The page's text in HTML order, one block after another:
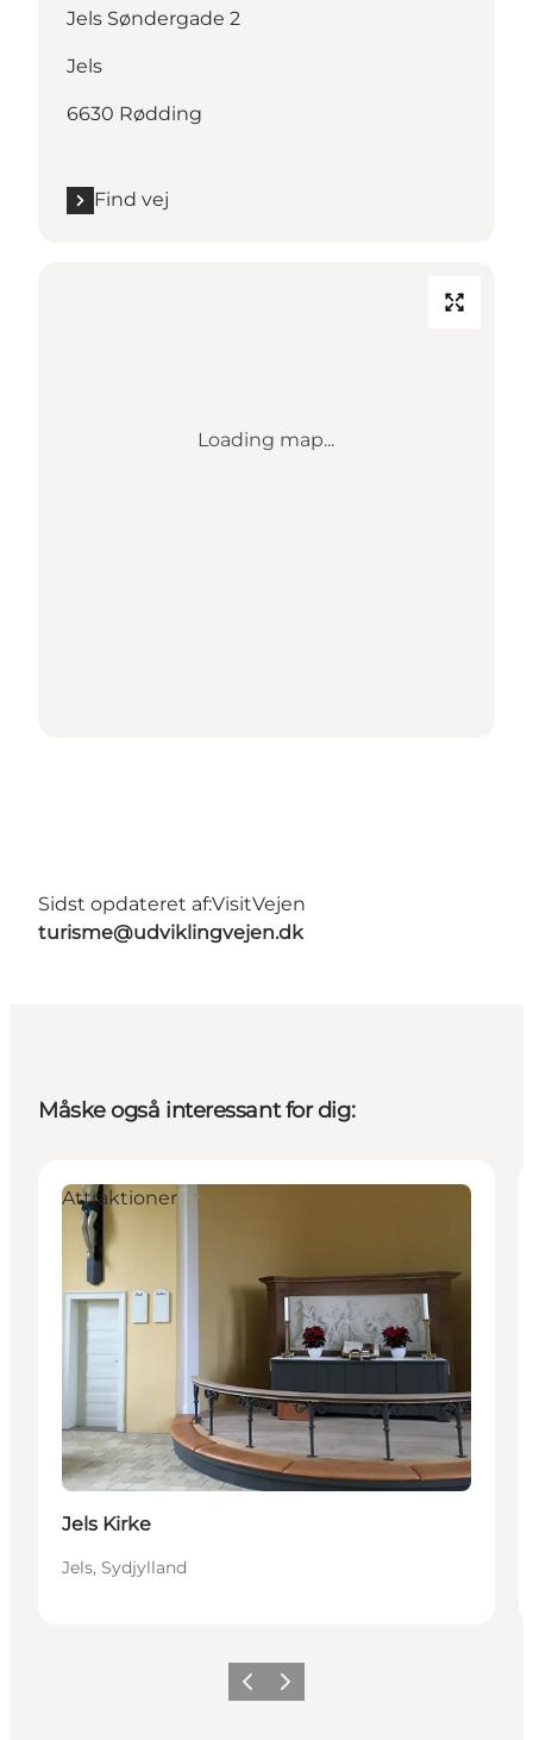
Jels Søndergade 2
Jels
6630 Rødding
Find vej
Loading map...
Sidst opdateret af:VisitVejen
turisme@udviklingvejen.dk
Måske også interessant for dig:
Attraktioner
Jels Kirke
Jels, Sydjylland
Forrige billede
Næste billede